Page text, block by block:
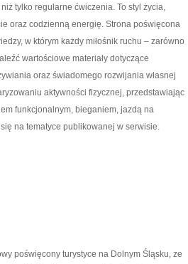
tylko regularne ćwiczenia. To styl życia,
oraz codzienną energię. Strona poświęcona
w którym każdy miłośnik ruchu – zarówno
wartościowe materiały dotyczące
oraz świadomego rozwijania własnej
aktywności fizycznej, przedstawiając
funkcjonalnym, bieganiem, jazdą na
na tematyce publikowanej w serwisie.
poświęcony turystyce na Dolnym Śląsku, ze